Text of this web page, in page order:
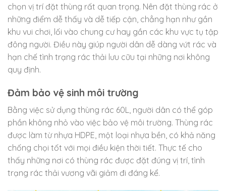
chọn vị trí đặt thùng rất quan trọng. Nên đặt thùng rác ở
những điểm dễ thấy và dễ tiếp cận, chẳng hạn như gần
khu vui chơi, lối vào chung cư hay gần các khu vực tụ tập
đông người. Điều này giúp người dân dễ dàng vứt rác và
hạn chế tình trạng rác thải lưu cữu tại những nơi không
quy định.
Đảm bảo vệ sinh môi trường
Bằng việc sử dụng thùng rác 60L, người dân có thể góp
phần không nhỏ vào việc bảo vệ môi trường. Thùng rác
được làm từ nhựa HDPE, một loại nhựa bền, có khả năng
chống chọi tốt với mọi điều kiện thời tiết. Thực tế cho
thấy những nơi có thùng rác được đặt đúng vị trí, tình
trạng rác thải vương vãi giảm đi đáng kể.